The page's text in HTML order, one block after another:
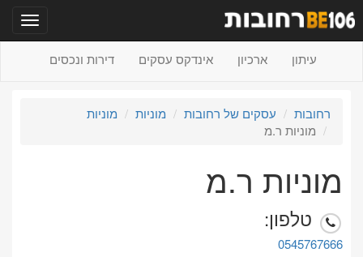
עיתון ארכיון אינדקס עסקים דירות ונכסים
רחובות עסקים של רחובות מוניות
מוניות
מוניות ר.מ
מוניות ר.מ
טלפון:
0545767666